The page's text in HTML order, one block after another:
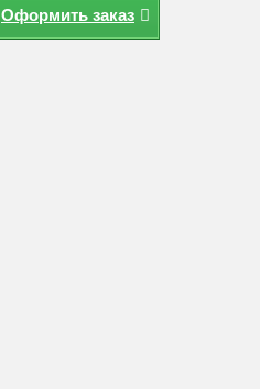
Оформить заказ